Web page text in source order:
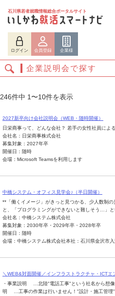
石川県若者就職情報総合ポータルサイト
ログイン 会員登録 企業様
企業説明会で探す
246件中 1〜10件を表示
2027新卒向け会社説明会（WEB・随時開催）
日栄商事って、どんな会社？ 若手の女性社員によ
会社名：日栄商事株式会社
募集対象：2027年卒
開催日：随時
会場：Microsoft Teamsを利用します
中橋システム・オフィス見学会♪（半日開催）
**「働くイメージ」がきっと見つかる、少人数制
と、「プログラミングができないと難しそう…」と
会社名：中橋システム株式会社
募集対象：2030年卒・2029年卒・2028年卒
開催日：随時
会場：中橋システム株式会社本社：石川県金沢市
＼WEB&対面開催／インフラストラクチャ・ICTエ
・事業説明 …北陸"電話工事"という社名から想
明 …工事の作業は行いません！"設計・施工管理